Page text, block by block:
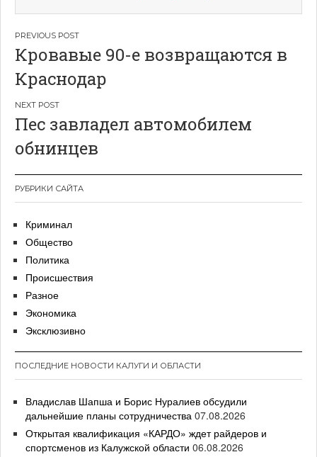
Навигация
по
записям
Кровавые 90-е возвращаются в
Краснодар
Пес завладел автомобилем
обнинцев
РУБРИКИ САЙТА
Криминал
Общество
Политика
Происшествия
Разное
Экономика
Эксклюзивно
ПОСЛЕДНИЕ НОВОСТИ КАЛУГИ И ОБЛАСТИ
Владислав Шапша и Борис Нуралиев обсудили
дальнейшие планы сотрудничества 07.08.2026
Открытая квалификация «КАРДО» ждет райдеров и
спортсменов из Калужской области 06.08.2026